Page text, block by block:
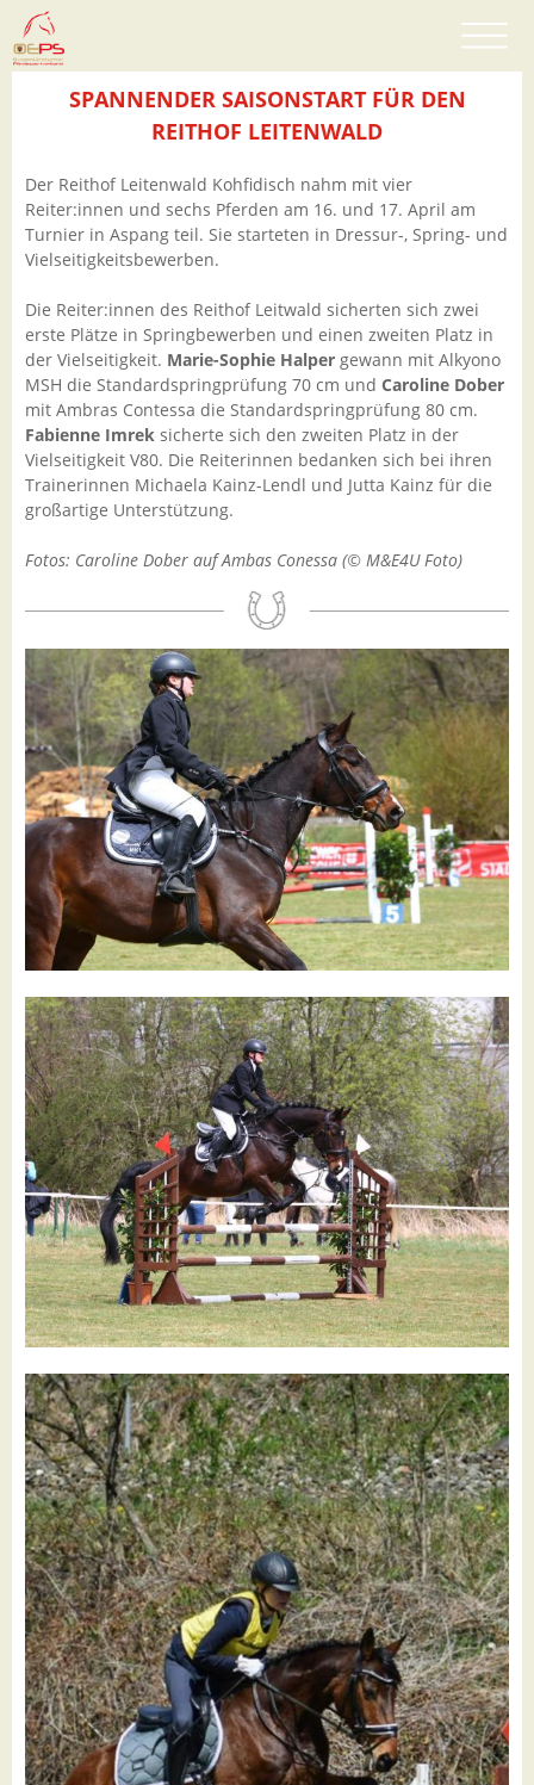
SPANNENDER SAISONSTART FÜR DEN
REITHOF LEITENWALD
Der Reithof Leitenwald Kohfidisch nahm mit vier
Reiter:innen und sechs Pferden am 16. und 17. April am
Turnier in Aspang teil. Sie starteten in Dressur-, Spring- und
Vielseitigkeitsbewerben.
Die Reiter:innen des Reithof Leitwald sicherten sich zwei
erste Plätze in Springbewerben und einen zweiten Platz in
der Vielseitigkeit. Marie-Sophie Halpergewann mit Alkyono
MSH die Standardspringprüfung 70 cm und Caroline Dober
mit Ambras Contessa die Standardspringprüfung 80 cm.
Fabienne Imreksicherte sich den zweiten Platz in der
Vielseitigkeit V80. Die Reiterinnen bedanken sich bei ihren
Trainerinnen Michaela Kainz-Lendl und Jutta Kainz für die
großartige Unterstützung.
Fotos: Caroline Dober auf Ambas Conessa (© M&E4U Foto)